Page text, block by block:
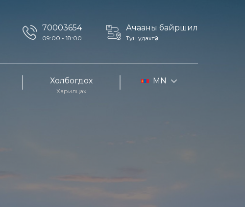
70003654
09:00 - 18:00
Ачааны байршил
Тун удахгүй
Холбогдох
Харилцах
MN